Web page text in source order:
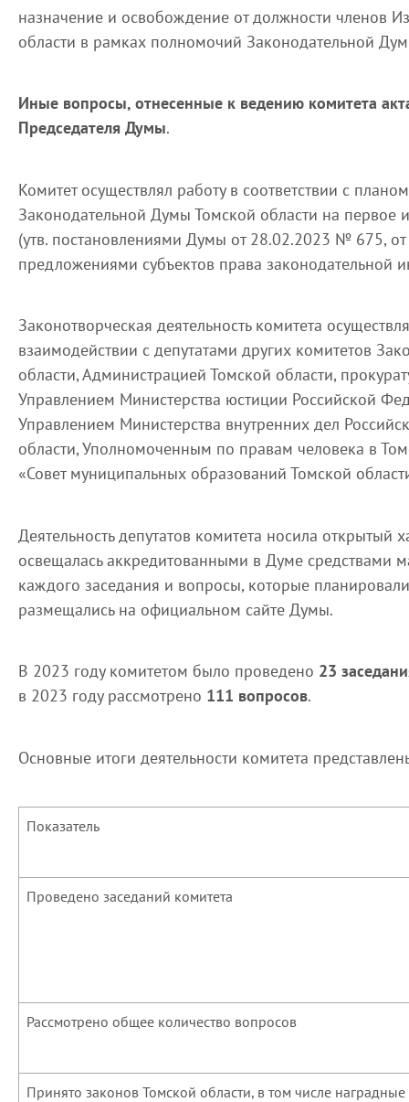
назначение и освобождение от должности членов
области в рамках полномочий Законодательной
Иные вопросы, отнесенные к ведению комитета
Председателя Думы.
Комитет осуществлял работу в соответствии с
Законодательной Думы Томской области на первое
(утв. постановлениями Думы от 28.02.2023 № 675,
предложениями субъектов права законодательной
Законотворческая деятельность комитета
взаимодействии с депутатами других комитетов
области, Администрацией Томской области,
Управлением Министерства юстиции Российской
Управлением Министерства внутренних дел
области, Уполномоченным по правам человека в
«Совет муниципальных образований Томской
Деятельность депутатов комитета носила
освещалась аккредитованными в Думе средствами
каждого заседания и вопросы, которые
размещались на официальном сайте Думы.
В 2023 году комитетом было проведено 23
в 2023 году рассмотрено 111 вопросов.
Основные итоги деятельности комитета
Показатель
Проведено заседаний комитета
Рассмотрено общее количество вопросов
Принято законов Томской области, в том числе наградные